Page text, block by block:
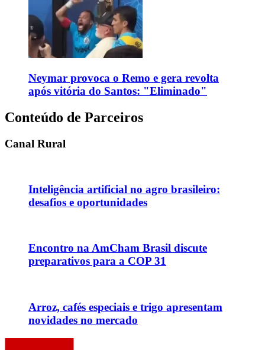
Neymar provoca o Remo e gera revolta
após vitória do Santos: "Eliminado"
Conteúdo de Parceiros
Canal Rural
Inteligência artificial no agro brasileiro:
desafios e oportunidades
Encontro na AmCham Brasil discute
preparativos para a COP 31
Arroz, cafés especiais e trigo apresentam
novidades no mercado